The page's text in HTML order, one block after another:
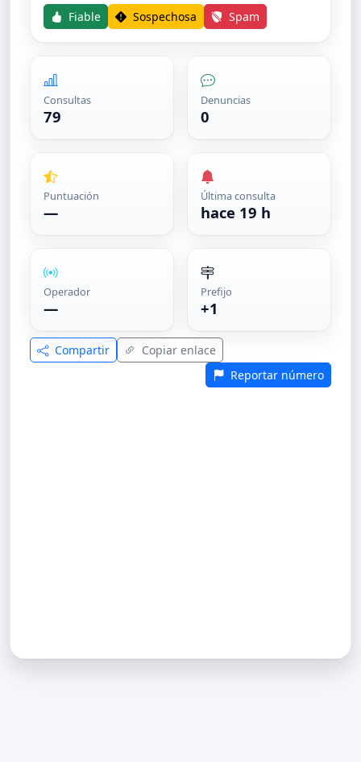
Fiable Sospechosa Spam
Consultas
79
Denuncias
0
Puntuación
—
Última consulta
hace 19 h
Operador
—
Prefijo
+1
Compartir
Copiar enlace
Reportar número